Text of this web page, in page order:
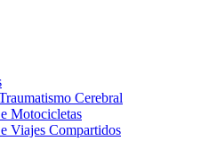
Cerebral
Motocicletas
Viajes Compartidos